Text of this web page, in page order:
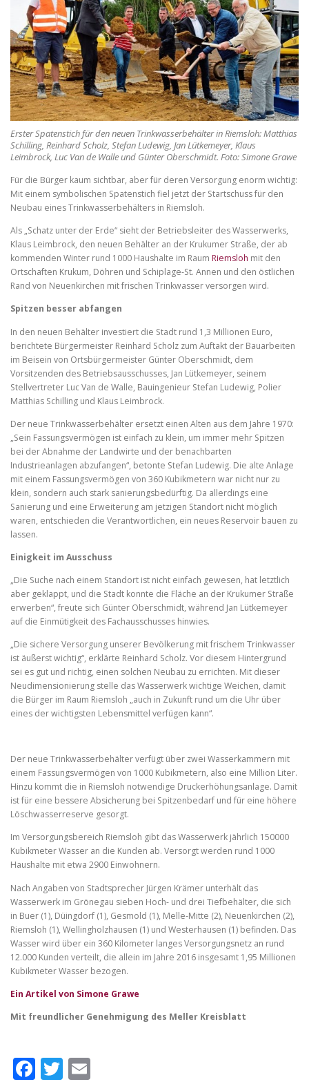
t
s
i
z
e
.
n
t
s
i
z
e
.
s
e
f
o
n
t
s
i
e
.
Erster Spatenstich für den neuen Trinkwasserbehälter in Riemsloh: Matthias
Schilling, Reinhard Scholz, Stefan Ludewig, Jan Lütkemeyer, Klaus
Leimbrock, Luc Van de Walle und Günter Oberschmidt. Foto: Simone Grawe
Für die Bürger kaum sichtbar, aber für deren Versorgung enorm wichtig:
Mit einem symbolischen Spatenstich fiel jetzt der Startschuss für den
Neubau eines Trinkwasserbehälters in Riemsloh.
Als „Schatz unter der Erde“ sieht der Betriebsleiter des Wasserwerks,
Klaus Leimbrock, den neuen Behälter an der Krukumer Straße, der ab
kommenden Winter rund 1000 Haushalte im Raum Riemsloh mit den
Ortschaften Krukum, Döhren und Schiplage-St. Annen und den östlichen
Rand von Neuenkirchen mit frischen Trinkwasser versorgen wird.
Spitzen besser abfangen
In den neuen Behälter investiert die Stadt rund 1,3 Millionen Euro,
berichtete Bürgermeister Reinhard Scholz zum Auftakt der Bauarbeiten
im Beisein von Ortsbürgermeister Günter Oberschmidt, dem
Vorsitzenden des Betriebsausschusses, Jan Lütkemeyer, seinem
Stellvertreter Luc Van de Walle, Bauingenieur Stefan Ludewig, Polier
Matthias Schilling und Klaus Leimbrock.
Der neue Trinkwasserbehälter ersetzt einen Alten aus dem Jahre 1970:
„Sein Fassungsvermögen ist einfach zu klein, um immer mehr Spitzen
bei der Abnahme der Landwirte und der benachbarten
Industrieanlagen abzufangen“, betonte Stefan Ludewig. Die alte Anlage
mit einem Fassungsvermögen von 360 Kubikmetern war nicht nur zu
klein, sondern auch stark sanierungsbedürftig. Da allerdings eine
Sanierung und eine Erweiterung am jetzigen Standort nicht möglich
waren, entschieden die Verantwortlichen, ein neues Reservoir bauen zu
lassen.
Einigkeit im Ausschuss
„Die Suche nach einem Standort ist nicht einfach gewesen, hat letztlich
aber geklappt, und die Stadt konnte die Fläche an der Krukumer Straße
erwerben“, freute sich Günter Oberschmidt, während Jan Lütkemeyer
auf die Einmütigkeit des Fachausschusses hinwies.
„Die sichere Versorgung unserer Bevölkerung mit frischem Trinkwasser
ist äußerst wichtig“, erklärte Reinhard Scholz. Vor diesem Hintergrund
sei es gut und richtig, einen solchen Neubau zu errichten. Mit dieser
Neudimensionierung stelle das Wasserwerk wichtige Weichen, damit
die Bürger im Raum Riemsloh „auch in Zukunft rund um die Uhr über
eines der wichtigsten Lebensmittel verfügen kann“.
Der neue Trinkwasserbehälter verfügt über zwei Wasserkammern mit
einem Fassungsvermögen von 1000 Kubikmetern, also eine Million Liter.
Hinzu kommt die in Riemsloh notwendige Druckerhöhungsanlage. Damit
ist für eine bessere Absicherung bei Spitzenbedarf und für eine höhere
Löschwasserreserve gesorgt.
Im Versorgungsbereich Riemsloh gibt das Wasserwerk jährlich 150000
Kubikmeter Wasser an die Kunden ab. Versorgt werden rund 1000
Haushalte mit etwa 2900 Einwohnern.
Nach Angaben von Stadtsprecher Jürgen Krämer unterhält das
Wasserwerk im Grönegau sieben Hoch- und drei Tiefbehälter, die sich
in Buer (1), Düingdorf (1), Gesmold (1), Melle-Mitte (2), Neuenkirchen (2),
Riemsloh (1), Wellingholzhausen (1) und Westerhausen (1) befinden. Das
Wasser wird über ein 360 Kilometer langes Versorgungsnetz an rund
12.000 Kunden verteilt, die allein im Jahre 2016 insgesamt 1,95 Millionen
Kubikmeter Wasser bezogen.
Ein Artikel von Simone Grawe
Mit freundlicher Genehmigung des Meller Kreisblatt
Facebook
Twitter